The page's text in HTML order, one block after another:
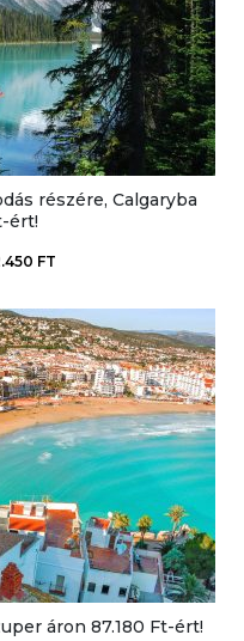
részére, Calgaryba
ért!
FT
áron 87.180 Ft-ért!